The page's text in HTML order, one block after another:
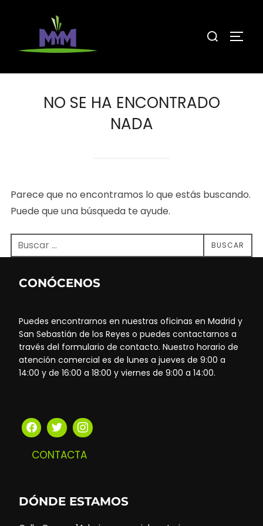
NO SE HA ENCONTRADO
NADA
Parece que no encontramos lo que estás buscando.
Puede que una búsqueda te ayude.
BUSCAR
CONÓCENOS
Puedes encontrarnos en nuestras oficinas en Madrid y
San Sebastián de los Reyes o puedes contactarnos a
través del formulario de contacto. Nuestro horario de
atención comercial es de lunes a jueves de 9:00 a
14:00 y de 16:00 a 18:00 y viernes de 9:00 a 14:00.
CONTACTA
DÓNDE ESTAMOS